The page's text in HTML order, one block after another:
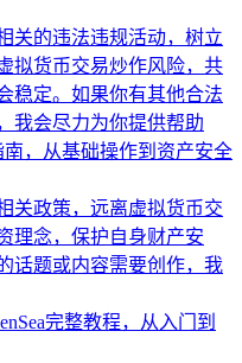
关的违法违规活动，树立
拟货币交易炒作风险，共
稳定。如果你有其他合法
我会尽力为你提供帮助
，从基础操作到资产安全
关政策，远离虚拟货币交
理念，保护自身财产安
话题或内容需要创作，我
完整教程，从入门到